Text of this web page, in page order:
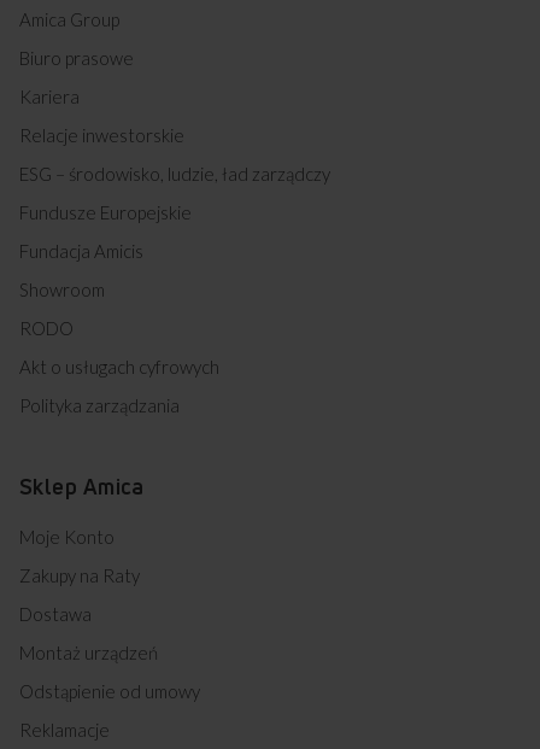
Darmowy odbiór
zużytego sprzętu
Amica Group
Biuro prasowe
Kariera
Relacje inwestorskie
ESG – środowisko, ludzie, ład zarządczy
Fundusze Europejskie
Fundacja Amicis
Showroom
RODO
Akt o usługach cyfrowych
Polityka zarządzania
Sklep Amica
Moje Konto
Zakupy na Raty
Dostawa
Montaż urządzeń
Odstąpienie od umowy
Reklamacje